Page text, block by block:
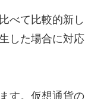
べて比較的新し
した場合に対応
す。仮想通貨の